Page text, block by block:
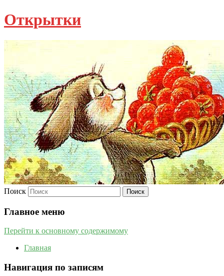
Открытки
Поиск
Главное меню
Перейти к основному содержимому
Главная
Навигация по записям